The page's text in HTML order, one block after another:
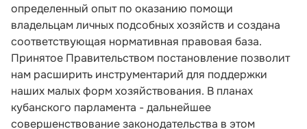
определенный опыт по оказанию помощи
владельцам личных подсобных хозяйств и создана
соответствующая нормативная правовая база.
Принятое Правительством постановление позволит
нам расширить инструментарий для поддержки
наших малых форм хозяйствования. В планах
кубанского парламента - дальнейшее
совершенствование законодательства в этом